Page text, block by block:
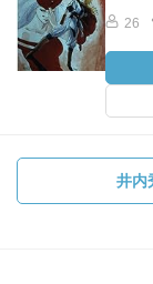
26
井内